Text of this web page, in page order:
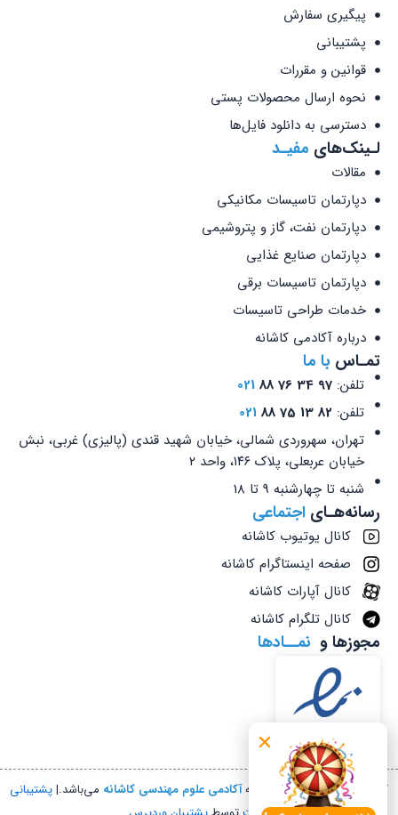
پیگیری سفارش
پشتیبانی
قوانین و مقررات
نحوه ارسال محصولات پستی
دسترسی به دانلود فایل‌ها
لـینک‌های مفیـد
مقالات
دپارتمان تاسیسات مکانیکی
دپارتمان نفت، گاز و پتروشیمی
دپارتمان صنایع غذایی
دپارتمان تاسیسات برقی
خدمات طراحی تاسیسات
درباره آکادمی کاشانه
تمـاس با ما
تلفن:97 34 76 88
021
تلفن: 82 13 75 88
021
تهران، سهروردی شمالی، خیابان شهید قندی (پالیزی) غربی، نبش
خیابان عربعلی، پلاک ۱۴۶، واحد ۲
شنبه تا چهارشنبه 9 تا 18
رسانه‌هـای اجتماعی
کانال یوتیوب کاشانه
صفحه اینستاگرام کاشانه
کانال آپارات کاشانه
کانال تلگرام کاشانه
مجوزها و نمــادها
کلیه حقوق این سایت متعلق بهآکادمی علوم مهندسی کاشانه می‌باشد.|پشتیبانی